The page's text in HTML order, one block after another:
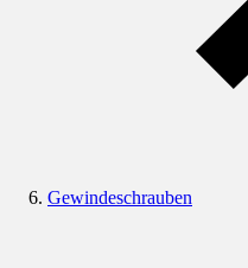
Gewindeschrauben